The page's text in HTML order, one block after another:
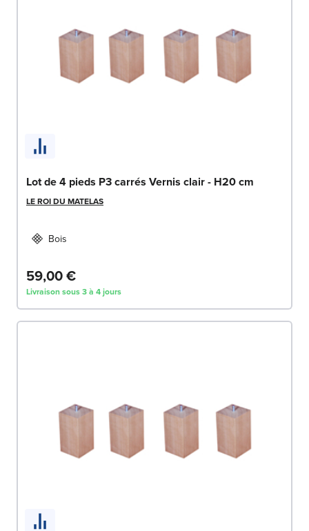
Lot de 4 pieds P3 carrés Vernis clair - H20 cm
LE ROI DU MATELAS
Bois
59,00 €
Livraison sous 3 à 4 jours